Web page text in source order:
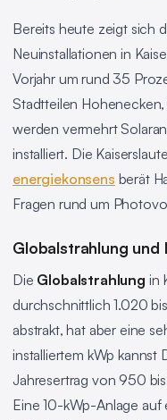
Bereits heute zeigt sich
Neuinstallationen in
Vorjahr um rund 35
Stadtteilen
werden vermehrt
installiert. Die
energiekonsens berät
Fragen rund um
Globalstrahlung und
Die Globalstrahlung in
durchschnittlich 1.020
abstrakt, hat aber eine
installiertem kWp kannst
Jahresertrag von 950
Eine 10-kWp-Anlage